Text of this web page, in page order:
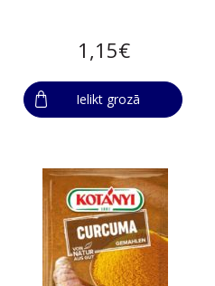
1,15€
Ielikt grozā